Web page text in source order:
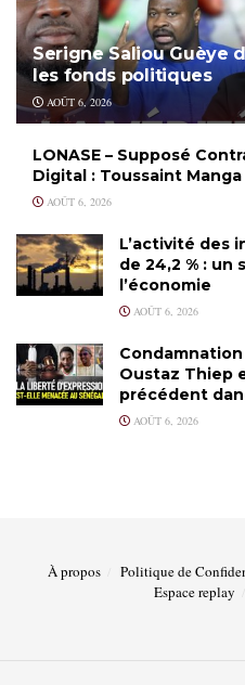
Serigne Saliou Guèye
les fonds politiques
AOÛT 6, 2026
LONASE – Supposé
Digital : Toussaint
AOÛT 6, 2026
L’activité des
de 24,2 % : un
l’économie
AOÛT 6, 2026
Oustaz Thiep
précédent
AOÛT 6, 2026
À propos Politique de
Espace replay